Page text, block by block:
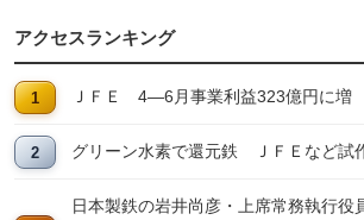
アクセスランキング
ＪＦＥ 4―6月事業利益323億円に増
グリーン水素で還元鉄 ＪＦＥなど試
日本製鉄の岩井尚彦・上席常務執行役